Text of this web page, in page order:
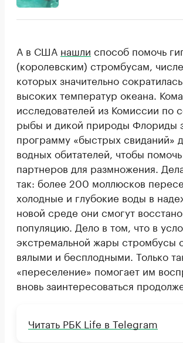
А в США нашли способ помочь
(королевским) стромбусам,
которых значительно
высоких температур океана.
исследователей из Комиссии по
рыбы и дикой природы Флориды
программу «быстрых свиданий»
водных обитателей, чтобы
партнеров для размножения.
так: более 200 моллюсков
холодные и глубокие воды в
новой среде они смогут
популяцию. Дело в том, что в
экстремальной жары стромбусы
вялыми и бесплодными. Только
«переселение» помогает им
вновь заинтересоваться
Читать РБК Life в Telegram